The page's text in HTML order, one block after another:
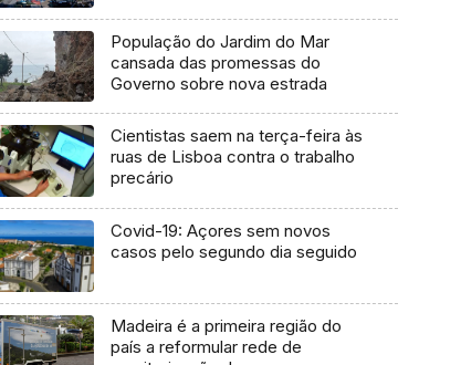
População do Jardim do Mar
cansada das promessas do
Governo sobre nova estrada
Cientistas saem na terça-feira às
ruas de Lisboa contra o trabalho
precário
Covid-19: Açores sem novos
casos pelo segundo dia seguido
Madeira é a primeira região do
país a reformular rede de